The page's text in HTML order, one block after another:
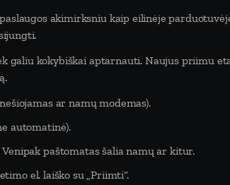
akimirksniu kaip eilinėje
galiu kokybiškai aptarnauti. Naujus priimu
ar namų modemas).
automatinė).
paštomatas šalia namų ar kitur.
el. laiško su „Priimti“.